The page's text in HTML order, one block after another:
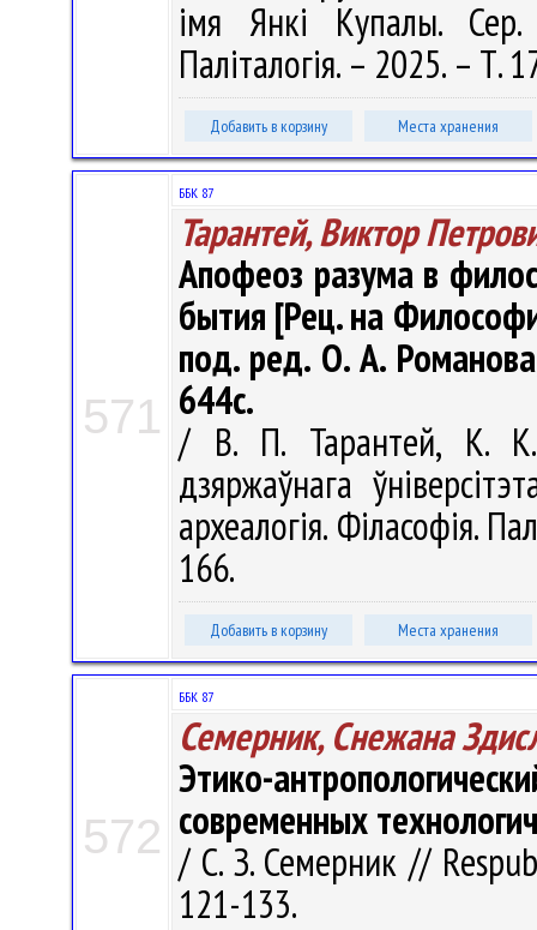
імя Янкі Купалы. Сер.
Паліталогія. – 2025. –
Добавить в корзину Места хранения
571
ББК 87
Тарантей, Виктор
Апофеоз разума в
бытия [Рец. на
под. ред. О. А.
644с.
/ В. П. Тарантей, К. К.
дзяржаўнага
археалогія. Філасофія.
166.
Добавить в корзину Места хранения
572
ББК 87
Семерник, Снежана
Этико-
современных
/ С. З. Семерник //
121-133.